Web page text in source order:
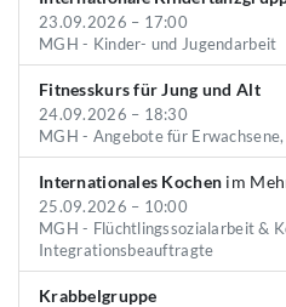
23.09.2026 – 17:00
MGH - Kinder- und Jugendarbeit
Fitnesskurs für Jung und Alt
24.09.2026 – 18:30
MGH - Angebote für
Internationales Kochen im
25.09.2026 – 10:00
MGH - Flüchtlingssozialarbeit &
Integrationsbeauftragte
Krabbelgruppe